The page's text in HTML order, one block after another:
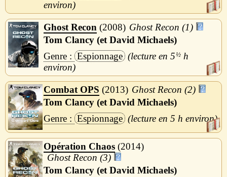
Ghost Recon 2008
Ghost Recon (1)
Tom Clancy (et David Michaels)
Espionnage
5½ h
Combat OPS 2013
Ghost Recon (2)
Tom Clancy (et David Michaels)
Espionnage
5 h
Opération Chaos 2014
Ghost Recon (3)
Tom Clancy (et David Michaels)